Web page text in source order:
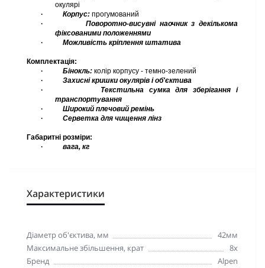
окулярі
·
Корпус: прогумований
·
Поворотно-висувні наочник з декількома
фіксованими положеннями
·
Можливість кріплення штатива
Комплектація:
·
Бінокль: колір корпусу - темно-зелений
·
Захисні кришки окулярів і об'єктива
·
Текстильна сумка для зберігання і
транспортування
·
Широкий плечовий ремінь
·
Серветка для чищення лінз
Габаритні розміри:
·
вага, кг
Характеристики
Діаметр об'єктива, мм
42мм
Максимальне збільшення, крат
8x
Бренд
Alpen